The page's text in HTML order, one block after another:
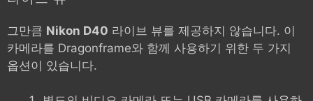
그만큼 Nikon D40 라이브 뷰를 제공하지 않습니다. 이
카메라를 Dragonframe와 함께 사용하기 위한 두 가지
옵션이 있습니다.